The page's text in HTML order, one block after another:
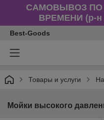
САМОВЫВОЗ ПО
ВРЕМЕНИ (р-н
Best-Goods
Товары и услуги
Мойки высокого